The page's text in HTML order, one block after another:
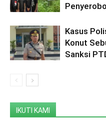
Kasus
Konut
Sanksi
IKUTI KAMI